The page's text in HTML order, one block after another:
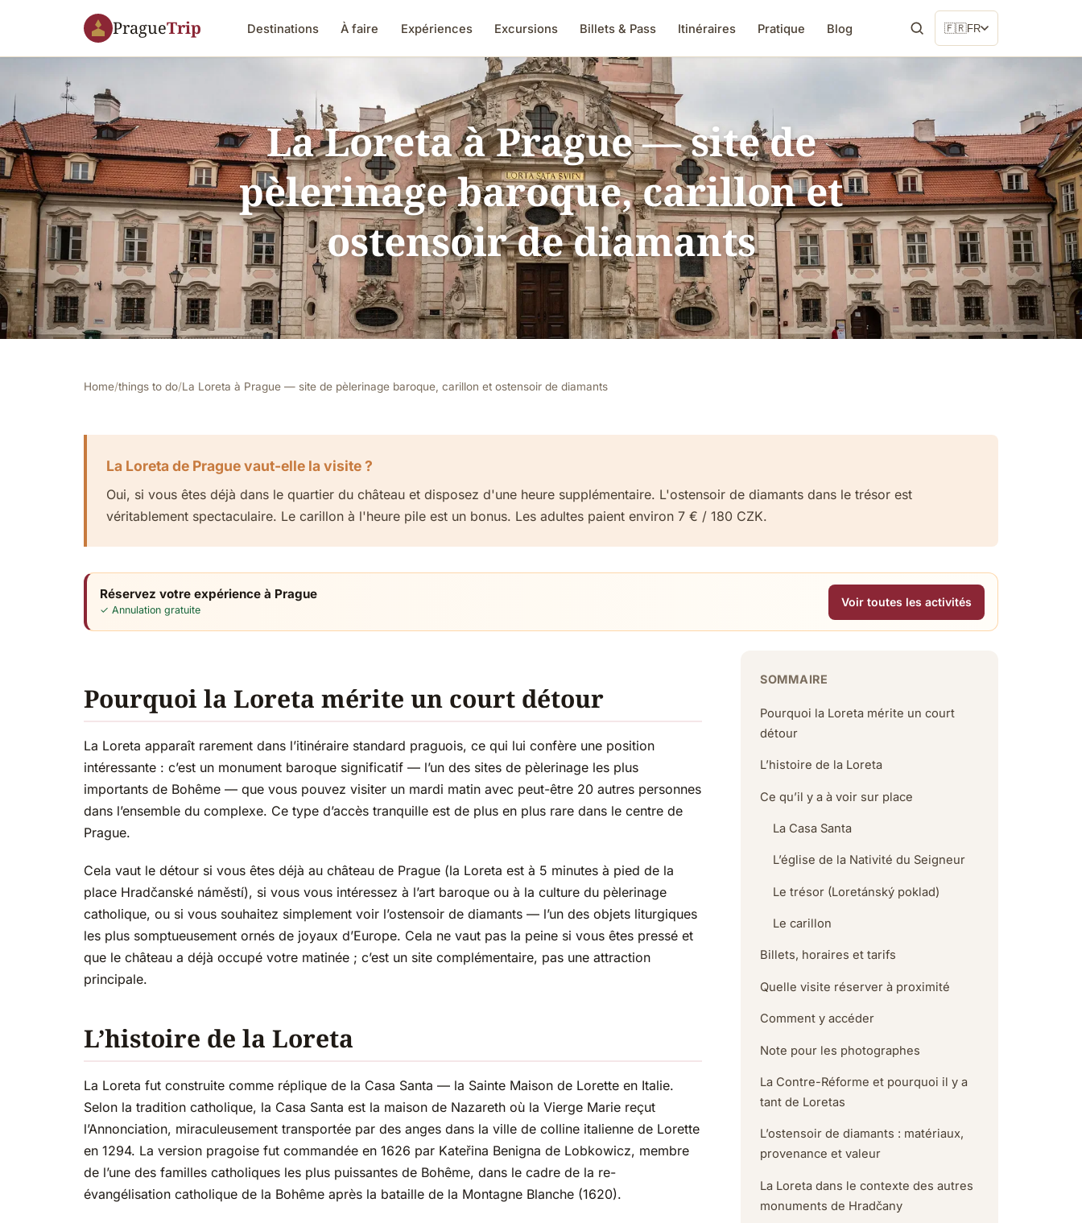
PragueTrip Destinations À faire Expériences Excursions Billets & Pass Itinéraires Pratique Blog 🇫🇷FR
La Loreta à Prague — site de
pèlerinage baroque, carillon et
ostensoir de diamants
Home/things to do/La Loreta à Prague — site de pèlerinage baroque, carillon et ostensoir de diamants
La Loreta de Prague vaut-elle la visite ?
Oui, si vous êtes déjà dans le quartier du château et disposez d'une heure supplémentaire. L'ostensoir de diamants dans le trésor est
véritablement spectaculaire. Le carillon à l'heure pile est un bonus. Les adultes paient environ 7 € / 180 CZK.
Réservez votre expérience à Prague
✓ Annulation gratuite
Voir toutes les activités
Pourquoi la Loreta mérite un court détour
La Loreta apparaît rarement dans l’itinéraire standard praguois, ce qui lui confère une position
intéressante : c’est un monument baroque significatif — l’un des sites de pèlerinage les plus
importants de Bohême — que vous pouvez visiter un mardi matin avec peut-être 20 autres personnes
dans l’ensemble du complexe. Ce type d’accès tranquille est de plus en plus rare dans le centre de
Prague.
Cela vaut le détour si vous êtes déjà au château de Prague (la Loreta est à 5 minutes à pied de la
place Hradčanské náměstí), si vous vous intéressez à l’art baroque ou à la culture du pèlerinage
catholique, ou si vous souhaitez simplement voir l’ostensoir de diamants — l’un des objets liturgiques
les plus somptueusement ornés de joyaux d’Europe. Cela ne vaut pas la peine si vous êtes pressé et
que le château a déjà occupé votre matinée ; c’est un site complémentaire, pas une attraction
principale.
L’histoire de la Loreta
La Loreta fut construite comme réplique de la Casa Santa — la Sainte Maison de Lorette en Italie.
Selon la tradition catholique, la Casa Santa est la maison de Nazareth où la Vierge Marie reçut
l’Annonciation, miraculeusement transportée par des anges dans la ville de colline italienne de Lorette
en 1294. La version pragoise fut commandée en 1626 par Kateřina Benigna de Lobkowicz, membre
de l’une des familles catholiques les plus puissantes de Bohême, dans le cadre de la re-
évangélisation catholique de la Bohême après la bataille de la Montagne Blanche (1620).
SOMMAIRE
Pourquoi la Loreta mérite un court
détour
L’histoire de la Loreta
Ce qu’il y a à voir sur place
La Casa Santa
L’église de la Nativité du Seigneur
Le trésor (Loretánský poklad)
Le carillon
Billets, horaires et tarifs
Quelle visite réserver à proximité
Comment y accéder
Note pour les photographes
La Contre-Réforme et pourquoi il y a
tant de Loretas
L’ostensoir de diamants : matériaux,
provenance et valeur
La Loreta dans le contexte des autres
monuments de Hradčany